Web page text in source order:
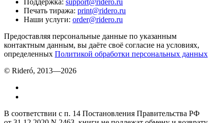
Поддержка: support@ridero.ru
Печать тиража: print@ridero.ru
Наши услуги: order@ridero.ru
Предоставляя персональные данные по указанным
контактным данным, вы даёте своё согласие на условиях,
определенных Политикой обработки персональных данных
© Rideró, 2013—2026
В соответствии с п. 14 Постановления Правительства РФ